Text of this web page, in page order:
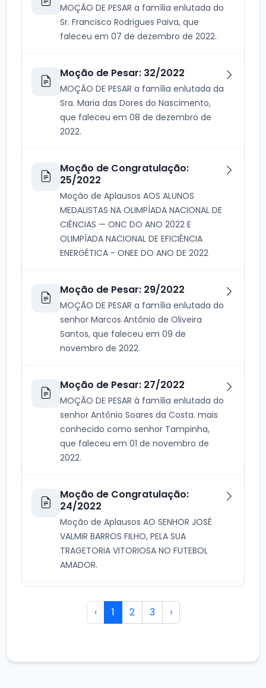
MOÇÃO DE PESAR a família enlutada do
Sr. Francisco Rodrigues Paiva, que
faleceu em 07 de dezembro de 2022.
Moção de Pesar: 32/2022
MOÇÃO DE PESAR a família enlutada da
Sra. Maria das Dores do Nascimento,
que faleceu em 08 de dezembro de
2022.
Moção de Congratulação:
25/2022
Moção de Aplausos AOS ALUNOS
MEDALISTAS NA OLIMPÍADA NACIONAL DE
CIÊNCIAS — ONC DO ANO 2022 E
OLIMPÍADA NACIONAL DE EFICIÊNCIA
ENERGÉTICA - ONEE DO ANO DE 2022
Moção de Pesar: 29/2022
MOÇÃO DE PESAR a família enlutada do
senhor Marcos Antônio de Oliveira
Santos, que faleceu em 09 de
novembro de 2022.
Moção de Pesar: 27/2022
MOÇÃO DE PESAR à família enlutada do
senhor Antônio Soares da Costa. mais
conhecido como senhor Tampinha,
que faleceu em 01 de novembro de
2022.
Moção de Congratulação:
24/2022
Moção de Aplausos AO SENHOR JOSÉ
VALMIR BARROS FILHO, PELA SUA
TRAGETORIA VITORIOSA NO FUTEBOL
AMADOR.
‹ 1 2 3 ›